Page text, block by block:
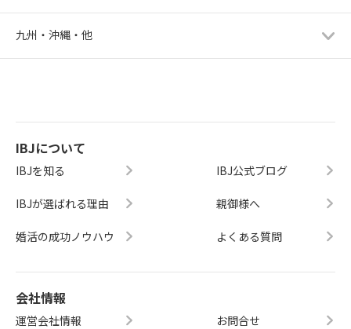
九州・沖縄・他
IBJについて
IBJを知る
IBJが選ばれる理由
婚活の成功ノウハウ
IBJ公式ブログ
親御様へ
よくある質問
会社情報
運営会社情報 お問合せ